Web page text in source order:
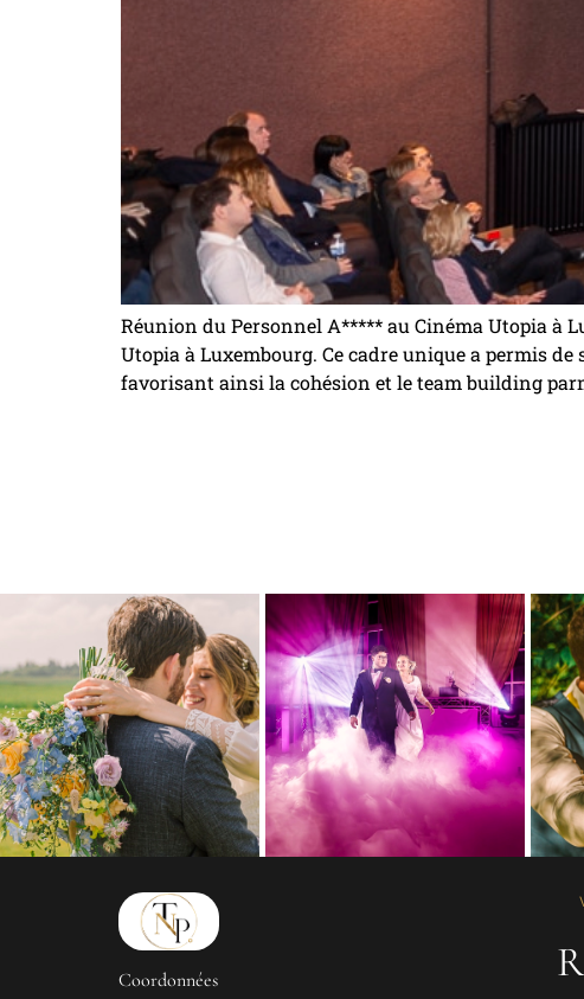
Réunion du Personnel A***** au Cinéma Utopia à
Utopia à Luxembourg. Ce cadre unique a permis
favorisant ainsi la cohésion et le team building
Coordonnées